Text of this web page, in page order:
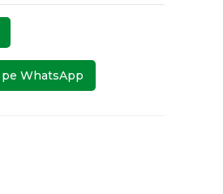
WhatsApp